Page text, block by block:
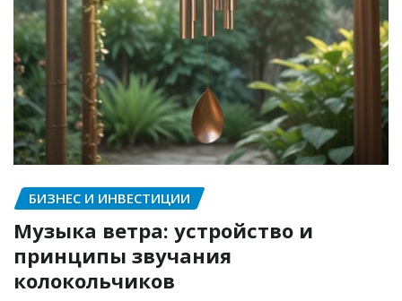
БИЗНЕС И ИНВЕСТИЦИИ
Музыка ветра: устройство и
принципы звучания
колокольчиков